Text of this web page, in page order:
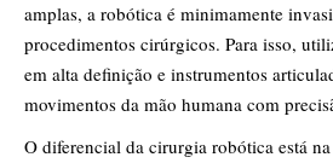
amplas, a robótica é minimamente
procedimentos cirúrgicos. Para isso,
em alta definição e instrumentos
movimentos da mão humana com
O diferencial da cirurgia robótica está